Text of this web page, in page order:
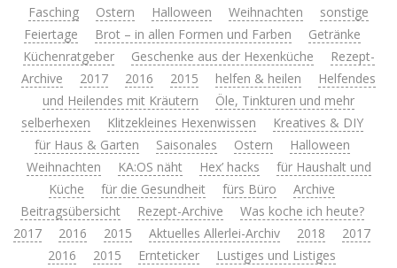
Fasching
Ostern Halloween Weihnachten
sonstige
Feiertage
Brot – in allen Formen und Farben
Getränke
Küchenratgeber
Geschenke aus der Hexenküche
Rezept-
Archive
2017 2016 2015 helfen & heilen
Helfendes
und Heilendes mit Kräutern
Öle, Tinkturen und mehr
selberhexen
Klitzekleines Hexenwissen
Kreatives & DIY
für Haus & Garten
Saisonales Ostern
Halloween
Weihnachten
KA:OS näht Hex’ hacks
für Haushalt und
Küche
für die Gesundheit fürs Büro
Archive
Beitragsübersicht
Rezept-Archive
Was koche ich heute?
2017
2016 2015 Aktuelles Allerlei-Archiv 2018
2017
2016
2015 Ernteticker
Lustiges und Listiges